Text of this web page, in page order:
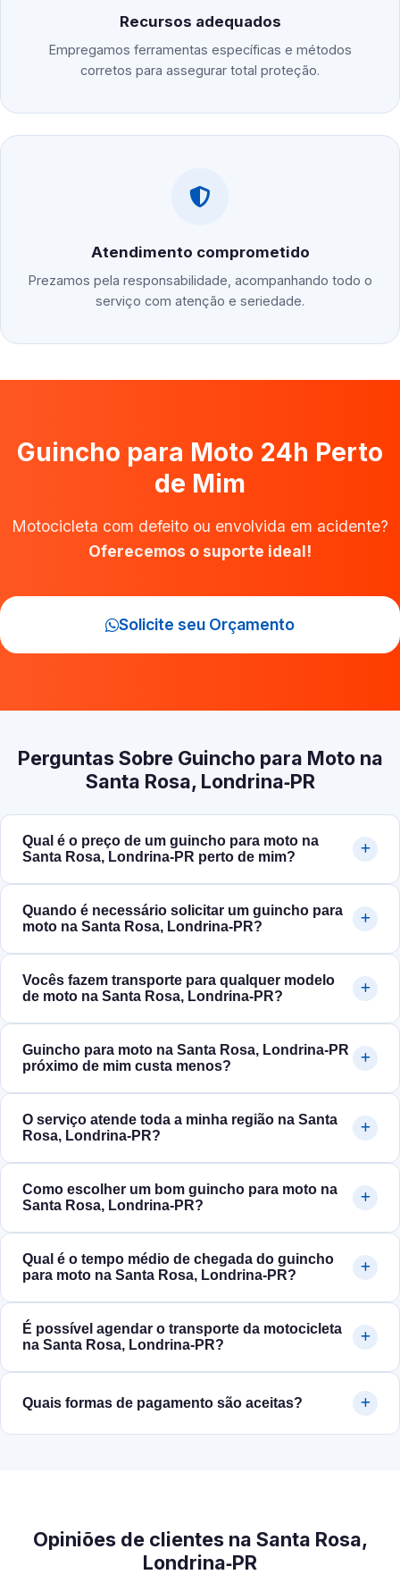
Recursos adequados
Empregamos ferramentas específicas e métodos
corretos para assegurar total proteção.
Atendimento comprometido
Prezamos pela responsabilidade, acompanhando todo o
serviço com atenção e seriedade.
Guincho para Moto 24h Perto
de Mim
Motocicleta com defeito ou envolvida em acidente?
Oferecemos o suporte ideal!
Solicite seu Orçamento
Perguntas Sobre Guincho para Moto na
Santa Rosa, Londrina‑PR
Qual é o preço de um guincho para moto na
Santa Rosa, Londrina‑PR perto de mim?
Quando é necessário solicitar um guincho para
moto na Santa Rosa, Londrina‑PR?
Vocês fazem transporte para qualquer modelo
de moto na Santa Rosa, Londrina‑PR?
Guincho para moto na Santa Rosa, Londrina‑PR
próximo de mim custa menos?
O serviço atende toda a minha região na Santa
Rosa, Londrina‑PR?
Como escolher um bom guincho para moto na
Santa Rosa, Londrina‑PR?
Qual é o tempo médio de chegada do guincho
para moto na Santa Rosa, Londrina‑PR?
É possível agendar o transporte da motocicleta
na Santa Rosa, Londrina‑PR?
Quais formas de pagamento são aceitas?
Opiniões de clientes na Santa Rosa,
Londrina‑PR